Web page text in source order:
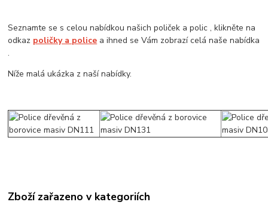
Seznamte se s celou nabídkou našich poliček a polic , klikněte na
odkaz poličky a police a ihned se Vám zobrazí celá naše nabídka
.
Níže malá ukázka z naší nabídky.
Zboží zařazeno v kategoriích